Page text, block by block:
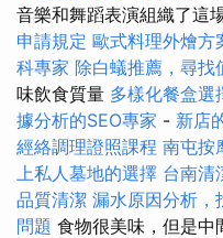
音樂和舞蹈表演組織了這
申請規定 歐式料理外燴方
科專家 除白蟻推薦，尋找
味飲食質量 多樣化餐盒選
據分析的SEO專家 - 新店
經絡調理證照課程 南屯按
上私人墓地的選擇 台南清
品質清潔 漏水原因分析，
問題 食物很美味，但是中